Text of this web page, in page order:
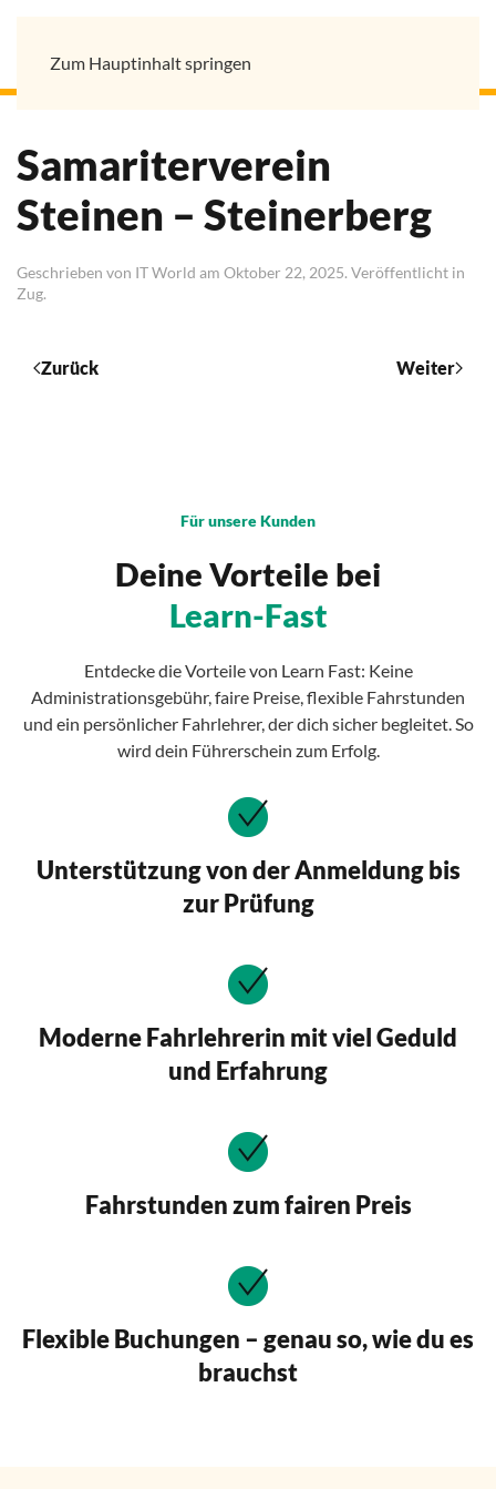
Zum Hauptinhalt springen
Samariterverein
Steinen – Steinerberg
Geschrieben von IT World am Oktober 22, 2025. Veröffentlicht in
Zug.
Zurück Weiter
Für unsere Kunden
Deine Vorteile bei
Learn-Fast
Entdecke die Vorteile von Learn Fast: Keine
Administrationsgebühr, faire Preise, flexible Fahrstunden
und ein persönlicher Fahrlehrer, der dich sicher begleitet. So
wird dein Führerschein zum Erfolg.
Unterstützung von der Anmeldung bis
zur Prüfung
Moderne Fahrlehrerin mit viel Geduld
und Erfahrung
Fahrstunden zum fairen Preis
Flexible Buchungen – genau so, wie du es
brauchst